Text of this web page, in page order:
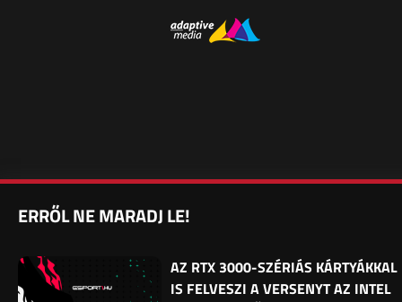
ERRŐL NE MARADJ LE!
AZ RTX 3000-SZÉRIÁS KÁRTYÁKKAL
IS FELVESZI A VERSENYT AZ INTEL